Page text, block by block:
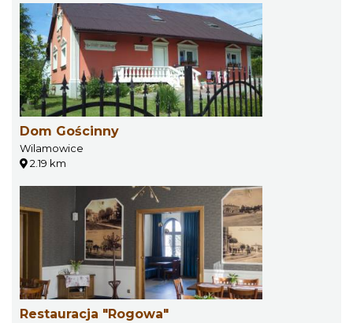
Dom Gościnny
Wilamowice
2.19 km
Restauracja "Rogowa"